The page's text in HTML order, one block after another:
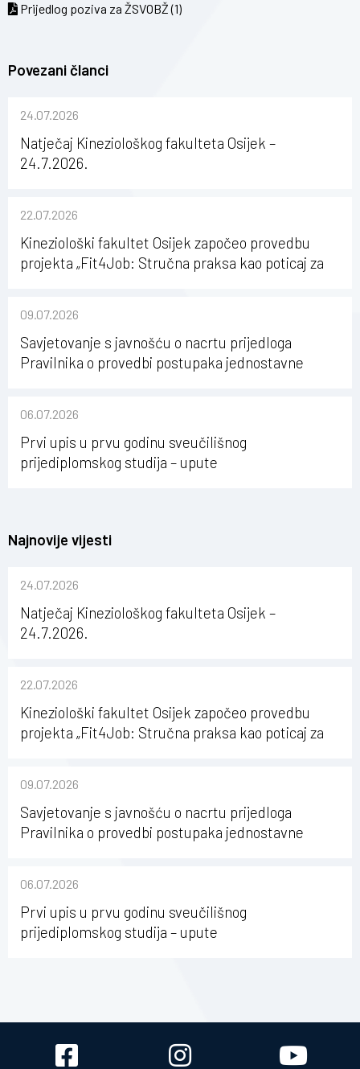
Prijedlog poziva za ŽSVOBŽ (1)
Povezani članci
24.07.2026
Natječaj Kineziološkog fakulteta Osijek –
24.7.2026.
22.07.2026
Kineziološki fakultet Osijek započeo provedbu
projekta „Fit4Job: Stručna praksa kao poticaj za
09.07.2026
Savjetovanje s javnošću o nacrtu prijedloga
Pravilnika o provedbi postupaka jednostavne
Osijeku
06.07.2026
Prvi upis u prvu godinu sveučilišnog
prijediplomskog studija – upute
Najnovije vijesti
24.07.2026
Natječaj Kineziološkog fakulteta Osijek –
24.7.2026.
22.07.2026
Kineziološki fakultet Osijek započeo provedbu
projekta „Fit4Job: Stručna praksa kao poticaj za
09.07.2026
Savjetovanje s javnošću o nacrtu prijedloga
Pravilnika o provedbi postupaka jednostavne
Osijeku
06.07.2026
Prvi upis u prvu godinu sveučilišnog
prijediplomskog studija – upute